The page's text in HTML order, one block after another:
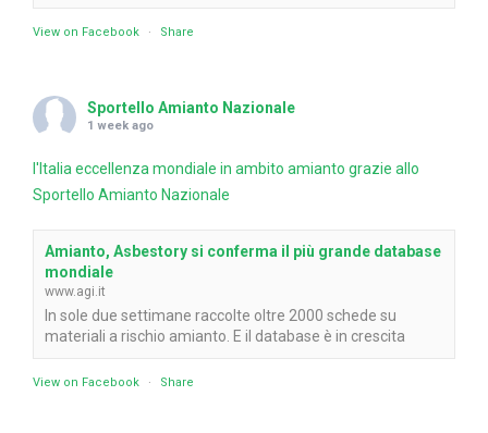
View on Facebook · Share
Sportello Amianto Nazionale
1 week ago
l'Italia eccellenza mondiale in ambito amianto grazie allo
Sportello Amianto Nazionale
Amianto, Asbestory si conferma il più grande database
mondiale
www.agi.it
In sole due settimane raccolte oltre 2000 schede su
materiali a rischio amianto. E il database è in crescita
View on Facebook · Share